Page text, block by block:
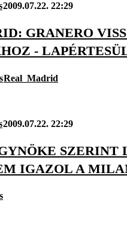
2009.07.22. 22:29
GRANERO
-
Real_Madrid
2009.07.22. 22:29
SZERINT
IGAZOL A